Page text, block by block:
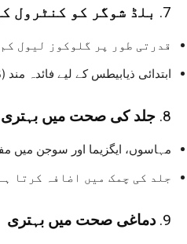
7. بلڈ شوگر کو کنٹرول
قدرتی طور پر گلوکوز لیول
ابتدائی ذیابیطس کے لیے فائدہ
8. جلد کی صحت میں بہتری
مہاسوں، ایگزیما اور سوجن میں
جلد کی چمک میں اضافہ کرتا
9. دماغی صحت میں بہتری